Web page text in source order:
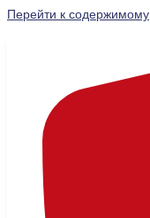
Перейти к содержимому